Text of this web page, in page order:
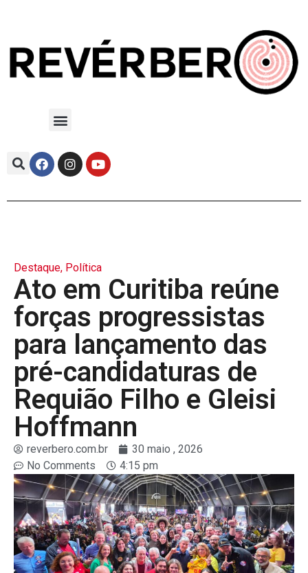
Destaque, Política
Ato em Curitiba reúne
forças progressistas
para lançamento das
pré-candidaturas de
Requião Filho e Gleisi
Hoffmann
reverbero.com.br
30 maio , 2026
No Comments
4:15 pm